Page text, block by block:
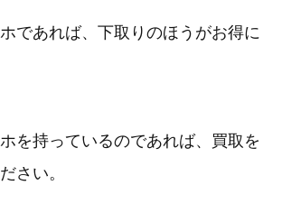
であれば、下取りのほうがお得に
を持っているのであれば、買取を
さい。